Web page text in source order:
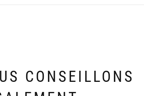
CONSEILLONS